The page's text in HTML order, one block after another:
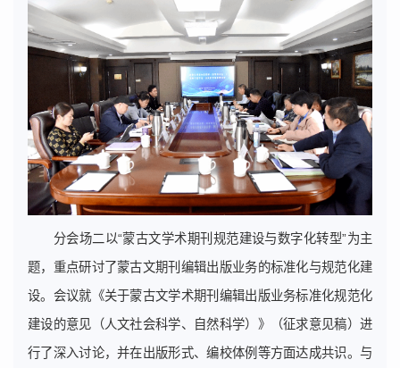
分会场二以“蒙古文学术期刊规范建设与数字化转型”为主
题，重点研讨了蒙古文期刊编辑出版业务的标准化与规范化建
设。会议就《关于蒙古文学术期刊编辑出版业务标准化规范化
建设的意见（人文社会科学、自然科学）》（征求意见稿）进
行了深入讨论，并在出版形式、编校体例等方面达成共识。与